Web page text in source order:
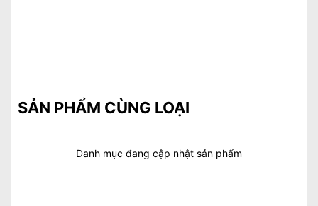
SẢN PHẨM CÙNG LOẠI
Danh mục đang cập nhật sản phẩm